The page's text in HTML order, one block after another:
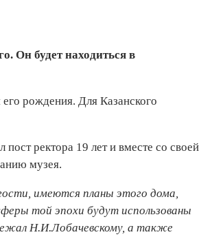
Он будет находиться в
рождения. Для Казанского
ректора 19 лет и вместе со своей
музея.
имеются планы этого дома,
той эпохи будут использованы
Н.И.Лобачевскому, а также